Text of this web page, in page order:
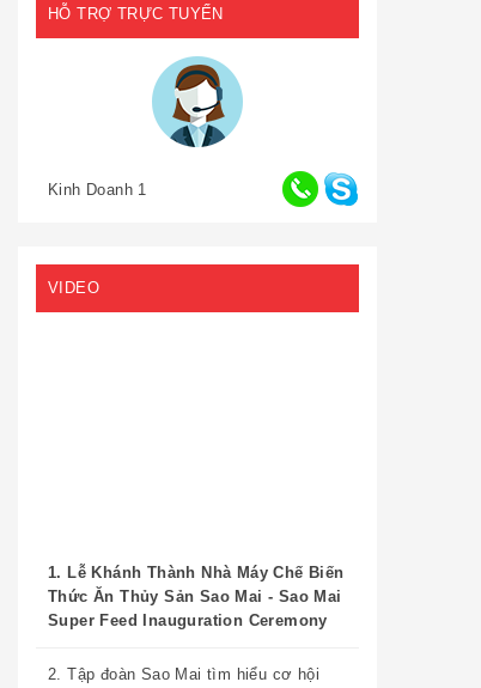
HỖ TRỢ TRỰC TUYẾN
Kinh Doanh 1
VIDEO
1. Lễ Khánh Thành Nhà Máy Chế Biến
Thức Ăn Thủy Sản Sao Mai - Sao Mai
Super Feed Inauguration Ceremony
2. Tập đoàn Sao Mai tìm hiểu cơ hội